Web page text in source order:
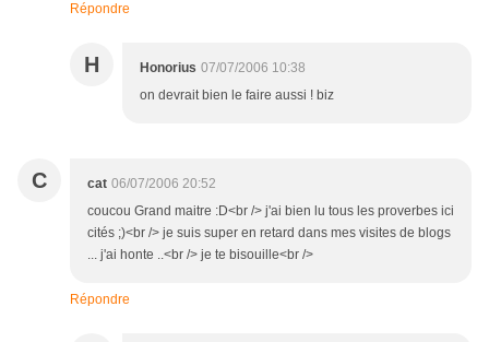
Répondre
H Honorius 07/07/2006 10:38
on devrait bien le faire aussi ! biz
C cat 06/07/2006 20:52
coucou Grand maitre :D<br /> j'ai bien lu tous les proverbes ici
cités ;)<br /> je suis super en retard dans mes visites de blogs
... j'ai honte ..<br /> je te bisouille<br />
Répondre